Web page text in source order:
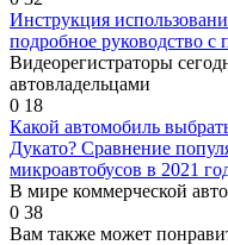
Инструкция
подробное руководство
Видеорегистраторы
автовладельцами
0 18
Какой автомобиль
Дукато? Сравнение
микроавтобусов в 2021
В мире коммерческой
0 38
Вам также может